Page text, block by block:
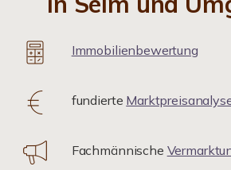
Immobilienbewertung
fundierte
Fachmännische